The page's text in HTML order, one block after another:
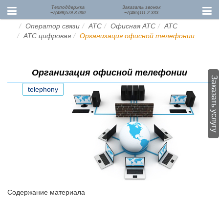
Заказать услугу
Техподдержка
+7(499)579-8-000
Заказать звонок
+7(495)111-2-333
Оператор связи АТС Офисная АТС
АТС
АТС цифровая
Организация офисной телефонии
Организация офисной телефонии
telephony
Содержание материала